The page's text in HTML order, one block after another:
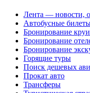
Лента — новости,
Автобусные
Бронирование
Бронирование
Бронирование
Горящие туры
Поиск дешевых
Прокат авто
Трансферы